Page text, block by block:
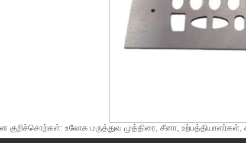
குறிச்சொற்கள்: உலோக மருத்துவ முத்திரை, சீனா,